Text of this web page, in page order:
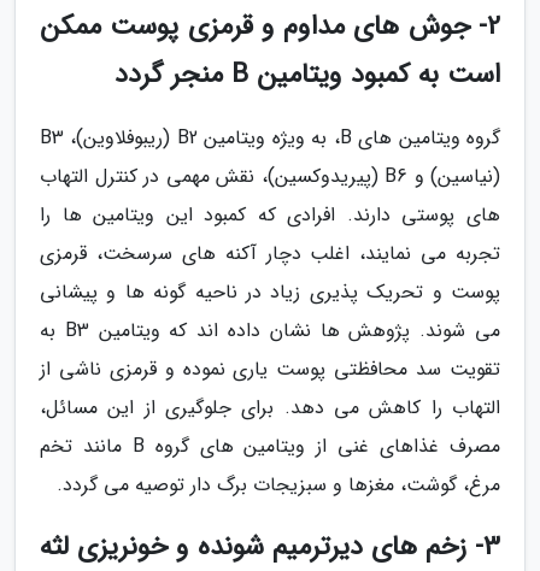
2- جوش های مداوم و قرمزی پوست ممکن
است به کمبود ویتامین B منجر گردد
گروه ویتامین های B، به ویژه ویتامین B2 (ریبوفلاوین)، B3
(نیاسین) و B6 (پیریدوکسین)، نقش مهمی در کنترل التهاب
های پوستی دارند. افرادی که کمبود این ویتامین ها را
تجربه می نمایند، اغلب دچار آکنه های سرسخت، قرمزی
پوست و تحریک پذیری زیاد در ناحیه گونه ها و پیشانی
می شوند. پژوهش ها نشان داده اند که ویتامین B3 به
تقویت سد محافظتی پوست یاری نموده و قرمزی ناشی از
التهاب را کاهش می دهد. برای جلوگیری از این مسائل،
مصرف غذاهای غنی از ویتامین های گروه B مانند تخم
مرغ، گوشت، مغزها و سبزیجات برگ دار توصیه می گردد.
3- زخم های دیرترمیم شونده و خونریزی لثه